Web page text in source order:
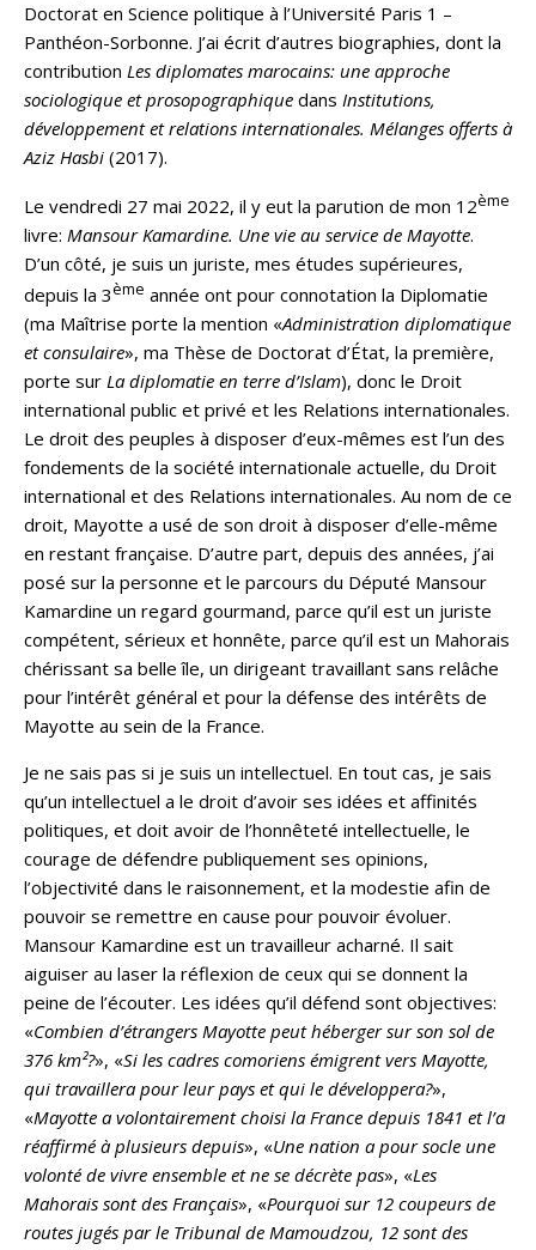
Doctorat en Science politique à l’Université Paris 1 –
Panthéon-Sorbonne. J’ai écrit d’autres biographies, dont la
contribution Les diplomates marocains: une approche
sociologique et prosopographique dans Institutions,
développement et relations internationales. Mélanges offerts à
Aziz Hasbi (2017).
Le vendredi 27 mai 2022, il y eut la parution de mon 12ème
livre: Mansour Kamardine. Une vie au service de Mayotte.
D’un côté, je suis un juriste, mes études supérieures,
depuis la 3ème année ont pour connotation la Diplomatie
(ma Maîtrise porte la mention «Administration diplomatique
et consulaire», ma Thèse de Doctorat d’État, la première,
porte sur La diplomatie en terre d’Islam), donc le Droit
international public et privé et les Relations internationales.
Le droit des peuples à disposer d’eux-mêmes est l’un des
fondements de la société internationale actuelle, du Droit
international et des Relations internationales. Au nom de ce
droit, Mayotte a usé de son droit à disposer d’elle-même
en restant française. D’autre part, depuis des années, j’ai
posé sur la personne et le parcours du Député Mansour
Kamardine un regard gourmand, parce qu’il est un juriste
compétent, sérieux et honnête, parce qu’il est un Mahorais
chérissant sa belle île, un dirigeant travaillant sans relâche
pour l’intérêt général et pour la défense des intérêts de
Mayotte au sein de la France.
Je ne sais pas si je suis un intellectuel. En tout cas, je sais
qu’un intellectuel a le droit d’avoir ses idées et affinités
politiques, et doit avoir de l’honnêteté intellectuelle, le
courage de défendre publiquement ses opinions,
l’objectivité dans le raisonnement, et la modestie afin de
pouvoir se remettre en cause pour pouvoir évoluer.
Mansour Kamardine est un travailleur acharné. Il sait
aiguiser au laser la réflexion de ceux qui se donnent la
peine de l’écouter. Les idées qu’il défend sont objectives:
«Combien d’étrangers Mayotte peut héberger sur son sol de
376 km²?», «Si les cadres comoriens émigrent vers Mayotte,
qui travaillera pour leur pays et qui le développera?»,
«Mayotte a volontairement choisi la France depuis 1841 et l’a
réaffirmé à plusieurs depuis», «Une nation a pour socle une
volonté de vivre ensemble et ne se décrète pas», «Les
Mahorais sont des Français», «Pourquoi sur 12 coupeurs de
routes jugés par le Tribunal de Mamoudzou, 12 sont des